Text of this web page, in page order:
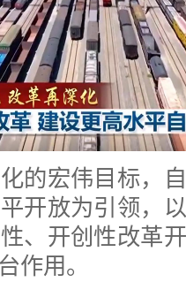
宏伟目标，自
开放为引领，
、开创性改革
作用。